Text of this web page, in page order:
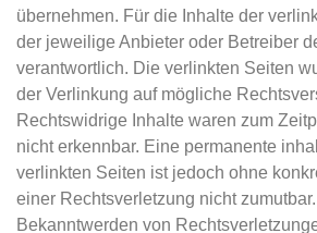
übernehmen. Für die Inhalte der
der jeweilige Anbieter oder Betreiber
verantwortlich. Die verlinkten Seiten
der Verlinkung auf mögliche
Rechtswidrige Inhalte waren zum
nicht erkennbar. Eine permanente
verlinkten Seiten ist jedoch ohne
einer Rechtsverletzung nicht
Bekanntwerden von